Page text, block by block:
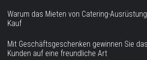
Warum das Mieten von Catering-
Kauf
Mit Geschäftsgeschenken gewinnen Sie
Kunden auf eine freundliche Art